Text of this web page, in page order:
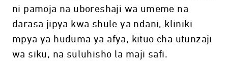
ni pamoja na uboreshaji wa umeme na
darasa jipya kwa shule ya ndani, kliniki
mpya ya huduma ya afya, kituo cha utunzaji
wa siku, na suluhisho la maji safi.